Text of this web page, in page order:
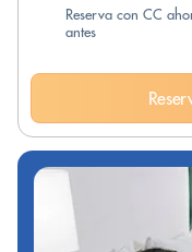
Reserva con CC
antes